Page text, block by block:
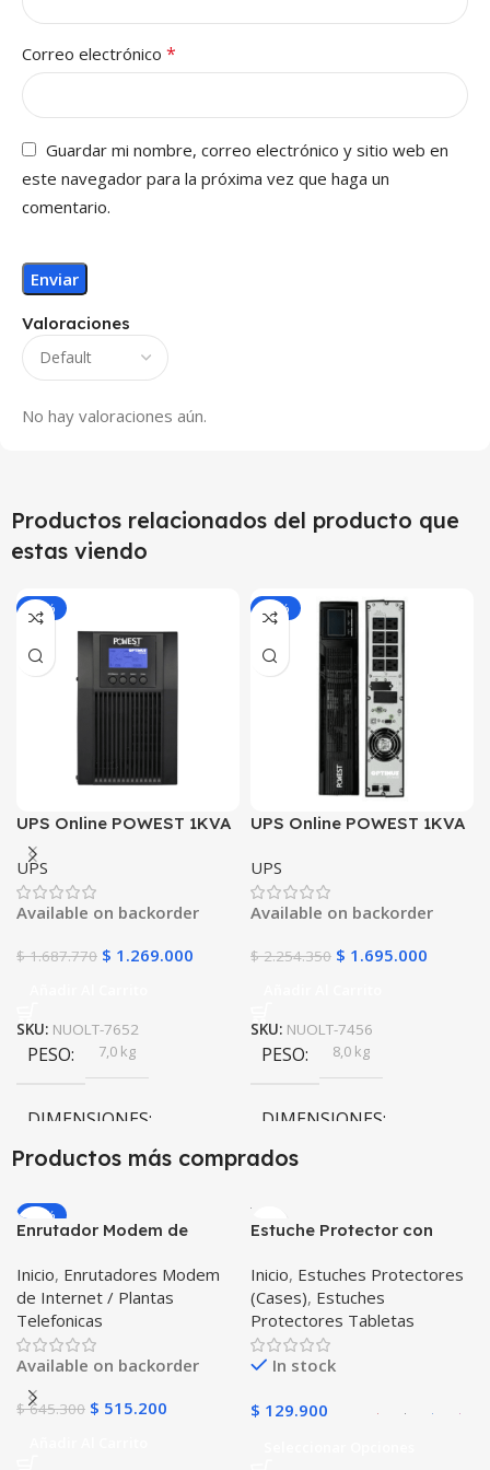
Valoraciones
No hay valoraciones aún.
Correo electrónico *
Guardar mi nombre, correo electrónico y sitio web en
este navegador para la próxima vez que haga un
comentario.
Productos relacionados del producto que
estas viendo
-25%
UPS Online POWEST 1KVA
220V | Doble Conversión |
800W | DSP | Estándar
Europeo 220/230/240VAC
UPS
Available on backorder
$1.687.770 $ 1.269.000
SKU: NUOLT-7652
PESO 7,0 kg
DIMENSIONES
MARCA POWEST
-25%
UPS Online POWEST 1KVA
800W | 1U Rackeable | DSP
| SNMP
UPS
Available on backorder
$2.254.350 $ 1.695.000
SKU: NUOLT-7456
PESO 8,0 kg
DIMENSIONES
MARCA POWEST
Productos más comprados
-20%
Enrutador Modem de
Libre Todo Operador 4G
LTE SIMCARD
Inicio, Enrutadores Modem
de Internet / Plantas
Telefonicas
Available on backorder
$645.300 $ 515.200
Estuche Protector con
Tablet Samsung Galaxy
Tab A8 10.5 2021 – 2022
SM-x200 SM-x205 Anti
golpes con soporte
Inicio, Estuches Protectores
(Cases), Estuches
Protectores Tabletas
In stock
$ 129.900